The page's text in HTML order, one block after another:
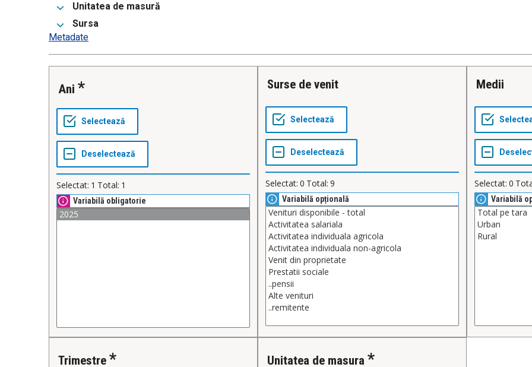
Unitatea de masură
Sursa
Metadate
Ani
Selectat: 1 Total: 1
Variabilă obligatorie
Surse de venit
Selectat: 0 Total: 9
Variabilă opțională
Medii
Selectat: 0
Variabilă
Trimestre Unitatea de masura